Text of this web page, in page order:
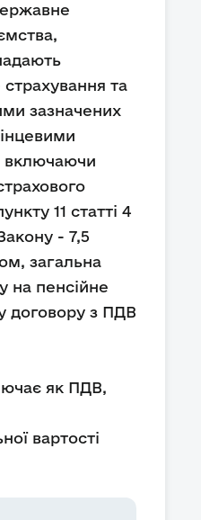
та
зазначених
включаючи
11 статті 4
- 7,5
загальна
на пенсійне
договору з ПДВ
як ПДВ,
вартості